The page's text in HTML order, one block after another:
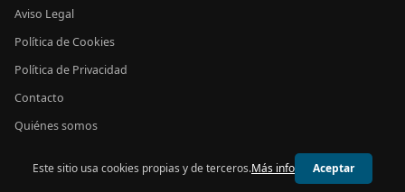
Aviso Legal
Política de Cookies
Política de Privacidad
Contacto
Quiénes somos
© 2026 24h Cantabria
Este sitio usa cookies propias y de terceros.Más info Aceptar